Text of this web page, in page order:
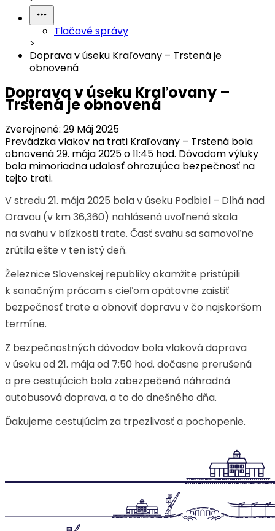
Tlačové správy
>
Doprava v úseku Kraľovany – Trstená je
obnovená
Doprava v úseku Kraľovany –
Trstená je obnovená
Zverejnené: 29 Máj 2025
Prevádzka vlakov na trati Kraľovany – Trstená bola
obnovená 29. mája 2025 o 11:45 hod. Dôvodom výluky
bola mimoriadna udalosť ohrozujúca bezpečnosť na
tejto trati.
V stredu 21. mája 2025 bola v úseku Podbiel – Dlhá nad
Oravou (v km 36,360) nahlásená uvoľnená skala
na svahu v blízkosti trate. Časť svahu sa samovoľne
zrútila ešte v ten istý deň.
Železnice Slovenskej republiky okamžite pristúpili
k sanačným prácam s cieľom opätovne zaistiť
bezpečnosť trate a obnoviť dopravu v čo najskoršom
termíne.
Z bezpečnostných dôvodov bola vlaková doprava
v úseku od 21. mája od 7:50 hod. dočasne prerušená
a pre cestujúcich bola zabezpečená náhradná
autobusová doprava, a to do dnešného dňa.
Ďakujeme cestujúcim za trpezlivosť a pochopenie.